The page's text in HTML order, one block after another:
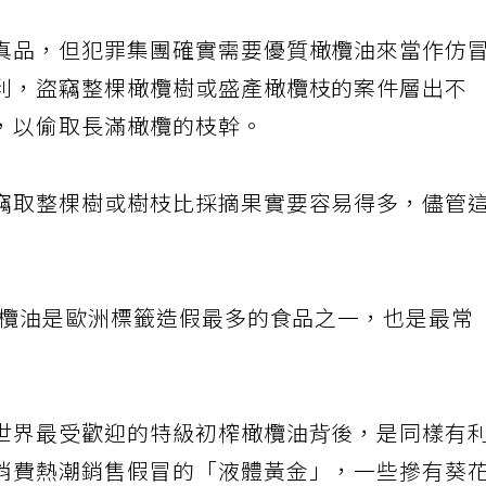
品，但犯罪集團確實需要優質橄欖油來當作仿
盜竊整棵橄欖樹或盛產橄欖枝的案件層出不
偷取長滿橄欖的枝幹。
取整棵樹或樹枝比採摘果實要容易得多，儘管
油是歐洲標籤造假最多的食品之一，也是最常
界最受歡迎的特級初榨橄欖油背後，是同樣有